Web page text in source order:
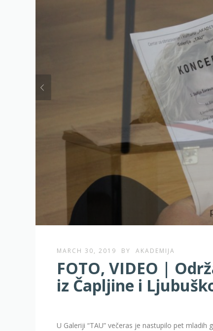
MARCH 30, 2019 BY AKADEMIJA
FOTO, VIDEO |
iz Čapljine i
U Galeriji “TAU” večeras je nastupilo pet